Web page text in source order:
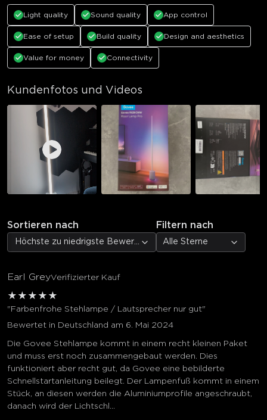
Light quality Sound quality App control
Ease of setup Build quality Design and aesthetics
Value for money Connectivity
Kundenfotos und Videos
Sortieren nach
Höchste zu niedrigste Bewertung
Filtern nach
Alle Sterne
Earl GreyVerifizierter Kauf
★ ★ ★ ★ ★
"Farbenfrohe Stehlampe / Lautsprecher nur gut"
Bewertet in Deutschland am 6. Mai 2024
Die Govee Stehlampe kommt in einem recht kleinen Paket
und muss erst noch zusammengebaut werden. Dies
funktioniert aber recht gut, da Govee eine bebilderte
Schnellstartanleitung beilegt. Der Lampenfuß kommt in einem
Stück, an diesen werden die Aluminiumprofile angeschraubt,
danach wird der Lichtschl...